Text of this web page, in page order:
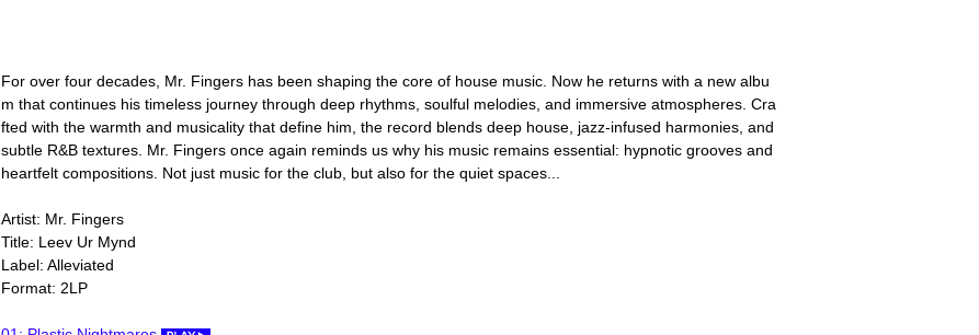
For over four decades, Mr. Fingers has been shaping the core of house music. Now he returns with a new albu
m that continues his timeless journey through deep rhythms, soulful melodies, and immersive atmospheres. Cra
fted with the warmth and musicality that define him, the record blends deep house, jazz-infused harmonies, and
subtle R&B textures. Mr. Fingers once again reminds us why his music remains essential: hypnotic grooves and
heartfelt compositions. Not just music for the club, but also for the quiet spaces...
Artist: Mr. Fingers
Title: Leev Ur Mynd
Label: Alleviated
Format: 2LP